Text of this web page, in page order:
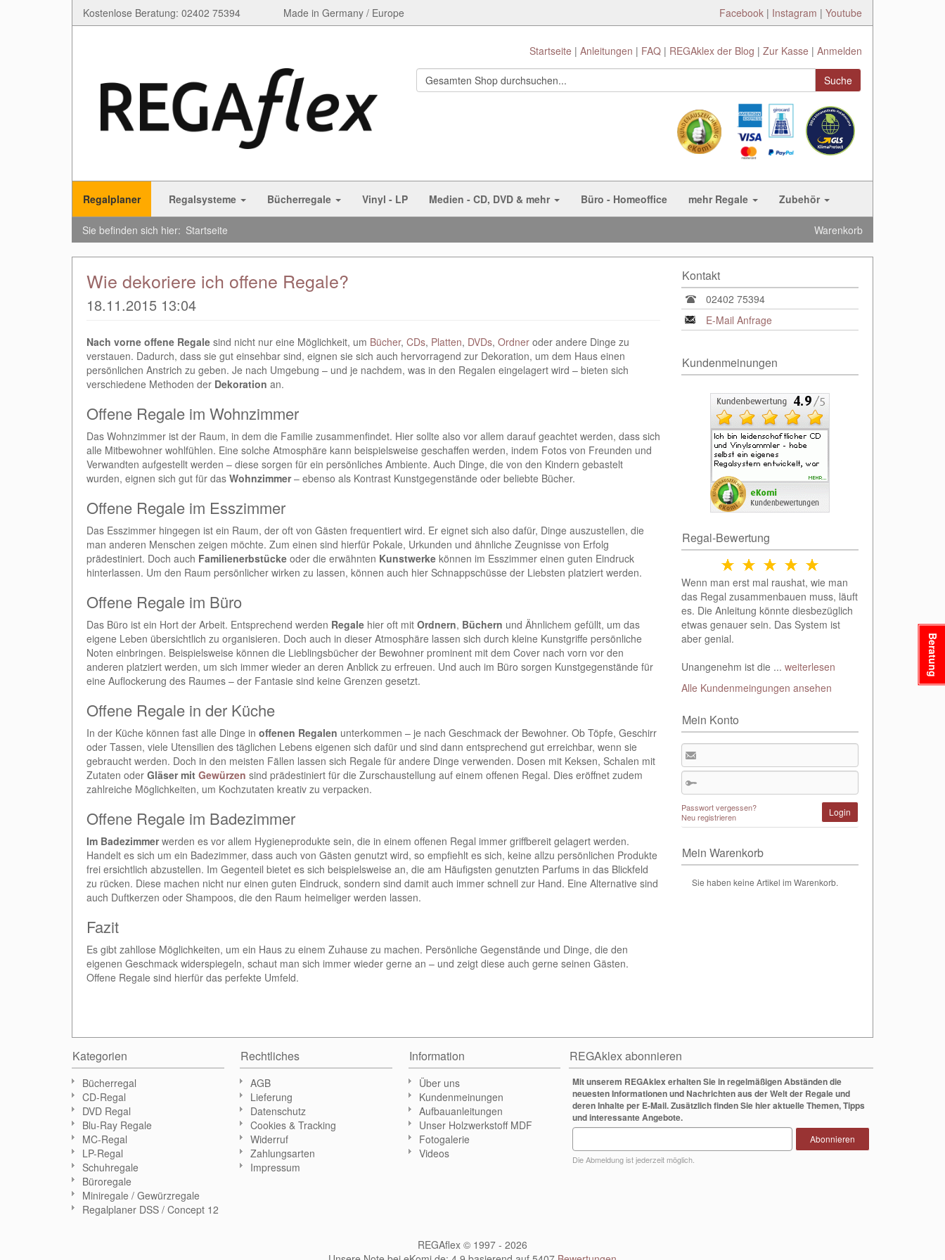
Kostenlose Beratung: 02402 75394 Made in Germany / Europe Facebook | Instagram | Youtube
Startseite Anleitungen FAQ REGAklex der Blog Zur Kasse Anmelden
Suche
Regalplaner Regalsysteme Bücherregale Vinyl - LP Medien - CD, DVD & mehr Büro - Homeoffice mehr Regale Zubehör
Sie befinden sich hier: Startseite Warenkorb
Wie dekoriere ich offene Regale?
18.11.2015 13:04
Nach vorne offene Regale sind nicht nur eine Möglichkeit, um Bücher, CDs, Platten, DVDs, Ordner oder andere Dinge zu
verstauen. Dadurch, dass sie gut einsehbar sind, eignen sie sich auch hervorragend zur Dekoration, um dem Haus einen
persönlichen Anstrich zu geben. Je nach Umgebung – und je nachdem, was in den Regalen eingelagert wird – bieten sich
verschiedene Methoden der Dekoration an.
Offene Regale im Wohnzimmer
Das Wohnzimmer ist der Raum, in dem die Familie zusammenfindet. Hier sollte also vor allem darauf geachtet werden, dass sich
alle Mitbewohner wohlfühlen. Eine solche Atmosphäre kann beispielsweise geschaffen werden, indem Fotos von Freunden und
Verwandten aufgestellt werden – diese sorgen für ein persönliches Ambiente. Auch Dinge, die von den Kindern gebastelt
wurden, eignen sich gut für das Wohnzimmer– ebenso als Kontrast Kunstgegenstände oder beliebte Bücher.
Offene Regale im Esszimmer
Das Esszimmer hingegen ist ein Raum, der oft von Gästen frequentiert wird. Er eignet sich also dafür, Dinge auszustellen, die
man anderen Menschen zeigen möchte. Zum einen sind hierfür Pokale, Urkunden und ähnliche Zeugnisse von Erfolg
prädestiniert. Doch auch Familienerbstücke oder die erwähnten Kunstwerke können im Esszimmer einen guten Eindruck
hinterlassen. Um den Raum persönlicher wirken zu lassen, können auch hier Schnappschüsse der Liebsten platziert werden.
Offene Regale im Büro
Das Büro ist ein Hort der Arbeit. Entsprechend werden Regale hier oft mit Ordnern, Büchern und Ähnlichem gefüllt, um das
eigene Leben übersichtlich zu organisieren. Doch auch in dieser Atmosphäre lassen sich durch kleine Kunstgriffe persönliche
Noten einbringen. Beispielsweise können die Lieblingsbücher der Bewohner prominent mit dem Cover nach vorn vor den
anderen platziert werden, um sich immer wieder an deren Anblick zu erfreuen. Und auch im Büro sorgen Kunstgegenstände für
eine Auflockerung des Raumes – der Fantasie sind keine Grenzen gesetzt.
Offene Regale in der Küche
In der Küche können fast alle Dinge in offenen Regalen unterkommen – je nach Geschmack der Bewohner. Ob Töpfe, Geschirr
oder Tassen, viele Utensilien des täglichen Lebens eigenen sich dafür und sind dann entsprechend gut erreichbar, wenn sie
gebraucht werden. Doch in den meisten Fällen lassen sich Regale für andere Dinge verwenden. Dosen mit Keksen, Schalen mit
Zutaten oder Gläser mit Gewürzen sind prädestiniert für die Zurschaustellung auf einem offenen Regal. Dies eröffnet zudem
zahlreiche Möglichkeiten, um Kochzutaten kreativ zu verpacken.
Offene Regale im Badezimmer
Im Badezimmerwerden es vor allem Hygieneprodukte sein, die in einem offenen Regal immer griffbereit gelagert werden.
Handelt es sich um ein Badezimmer, dass auch von Gästen genutzt wird, so empfiehlt es sich, keine allzu persönlichen Produkte
frei ersichtlich abzustellen. Im Gegenteil bietet es sich beispielsweise an, die am Häufigsten genutzten Parfums in das Blickfeld
zu rücken. Diese machen nicht nur einen guten Eindruck, sondern sind damit auch immer schnell zur Hand. Eine Alternative sind
auch Duftkerzen oder Shampoos, die den Raum heimeliger werden lassen.
Fazit
Es gibt zahllose Möglichkeiten, um ein Haus zu einem Zuhause zu machen. Persönliche Gegenstände und Dinge, die den
eigenen Geschmack widerspiegeln, schaut man sich immer wieder gerne an – und zeigt diese auch gerne seinen Gästen.
Offene Regale sind hierfür das perfekte Umfeld.
Kontakt
02402 75394
E-Mail Anfrage
Kundenmeinungen
Regal-Bewertung
Wenn man erst mal raushat, wie man
das Regal zusammenbauen muss, läuft
es. Die Anleitung könnte diesbezüglich
etwas genauer sein. Das System ist
aber genial.
Unangenehm ist die ... weiterlesen
Alle Kundenmeingungen ansehen
Mein Konto
Passwort vergessen?
Neu registrieren
Login
Mein Warenkorb
Sie haben keine Artikel im Warenkorb.
REGAklex abonnieren
Mit unserem REGAklex erhalten Sie in regelmäßigen Abständen die
neuesten Informationen und Nachrichten aus der Welt der Regale und
deren Inhalte per E-Mail. Zusätzlich finden Sie hier aktuelle Themen, Tipps
und interessante Angebote.
Die Abmeldung ist jederzeit möglich.
Abonnieren
Kategorien
Bücherregal
CD-Regal
DVD Regal
Blu-Ray Regale
MC-Regal
LP-Regal
Schuhregale
Büroregale
Miniregale / Gewürzregale
Regalplaner DSS / Concept 12
Rechtliches
AGB
Lieferung
Datenschutz
Cookies & Tracking
Widerruf
Zahlungsarten
Impressum
Information
Über uns
Kundenmeinungen
Aufbauanleitungen
Unser Holzwerkstoff MDF
Fotogalerie
Videos
REGAflex © 1997 - 2026
Beratung